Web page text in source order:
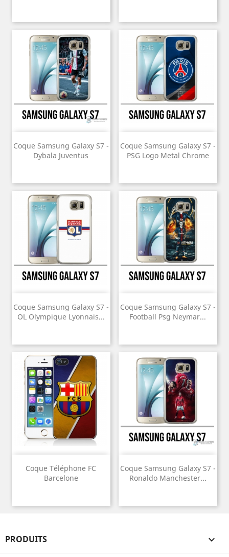
Coque Samsung Galaxy S7 -
Dybala Juventus
Coque Samsung Galaxy S7 -
PSG Logo Metal Chrome
Coque Samsung Galaxy S7 -
OL Olympique Lyonnais...
Coque Samsung Galaxy S7 -
Football Psg Neymar...
Coque Téléphone FC
Barcelone
Coque Samsung Galaxy S7 -
Ronaldo Manchester...
PRODUITS 